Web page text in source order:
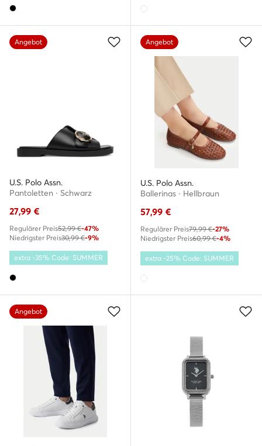
Angebot
U.S. Polo Assn.
Pantoletten · Schwarz
27,99 €
Regulärer Preis52,99 €-47%
Niedrigster Preis30,99 €-9%
extra -35% Code: SUMMER
Angebot
U.S. Polo Assn.
Ballerinas · Hellbraun
57,99 €
Regulärer Preis79,99 €-27%
Niedrigster Preis60,99 €-4%
extra -25% Code: SUMMER
Angebot